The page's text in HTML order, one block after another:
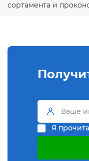
сортамента и
Я